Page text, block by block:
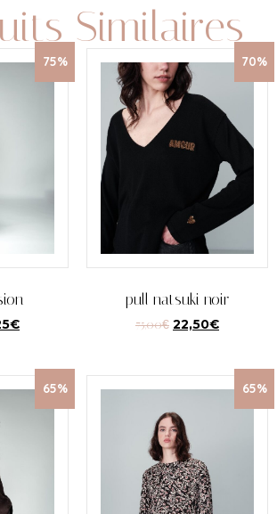
Similaires
75%
€
70%
pull natsuki noir
75,00€ 22,50€
65% 65%